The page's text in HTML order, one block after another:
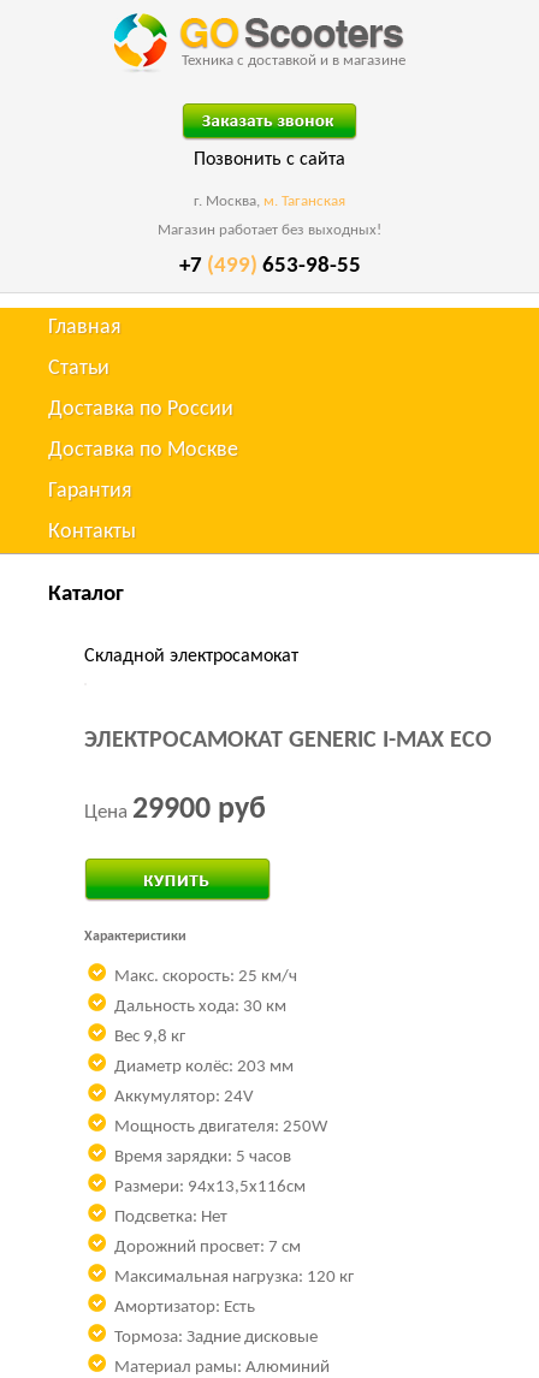
Техника с доставкой и в магазине
Позвонить с сайта
г. Москва, м. Таганская
Магазин работает без выходных!
+7 (499) 653-98-55
Главная
Статьи
Доставка по России
Доставка по Москве
Гарантия
Контакты
Каталог
Складной электросамокат
ЭЛЕКТРОСАМОКАТ GENERIC I-MAX ECO
Цена 29900 руб
Купить за 1 клик
Характеристики
Макс. скорость: 25 км/ч
Дальность хода: 30 км
Вес 9,8 кг
Диаметр колёс: 203 мм
Аккумулятор: 24V
Мощность двигателя: 250W
Время зарядки: 5 часов
Размери: 94x13,5x116см
Подсветка: Нет
Дорожний просвет: 7 см
Максимальная нагрузка: 120 кг
Амортизатор: Есть
Тормоза: Задние дисковые
Материал рамы: Алюминий